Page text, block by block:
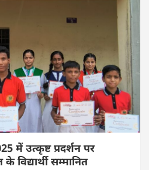
में उत्कृष्ट प्रदर्शन पर
सम्मानित